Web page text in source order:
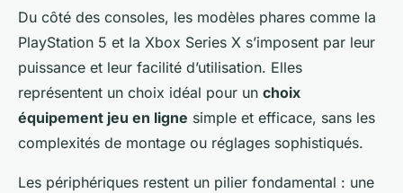
Du côté des consoles, les modèles phares comme la
PlayStation 5 et la Xbox Series X s’imposent par leur
puissance et leur facilité d’utilisation. Elles
représentent un choix idéal pour un choix
équipement jeu en ligne simple et efficace, sans les
complexités de montage ou réglages sophistiqués.
Les périphériques restent un pilier fondamental : une